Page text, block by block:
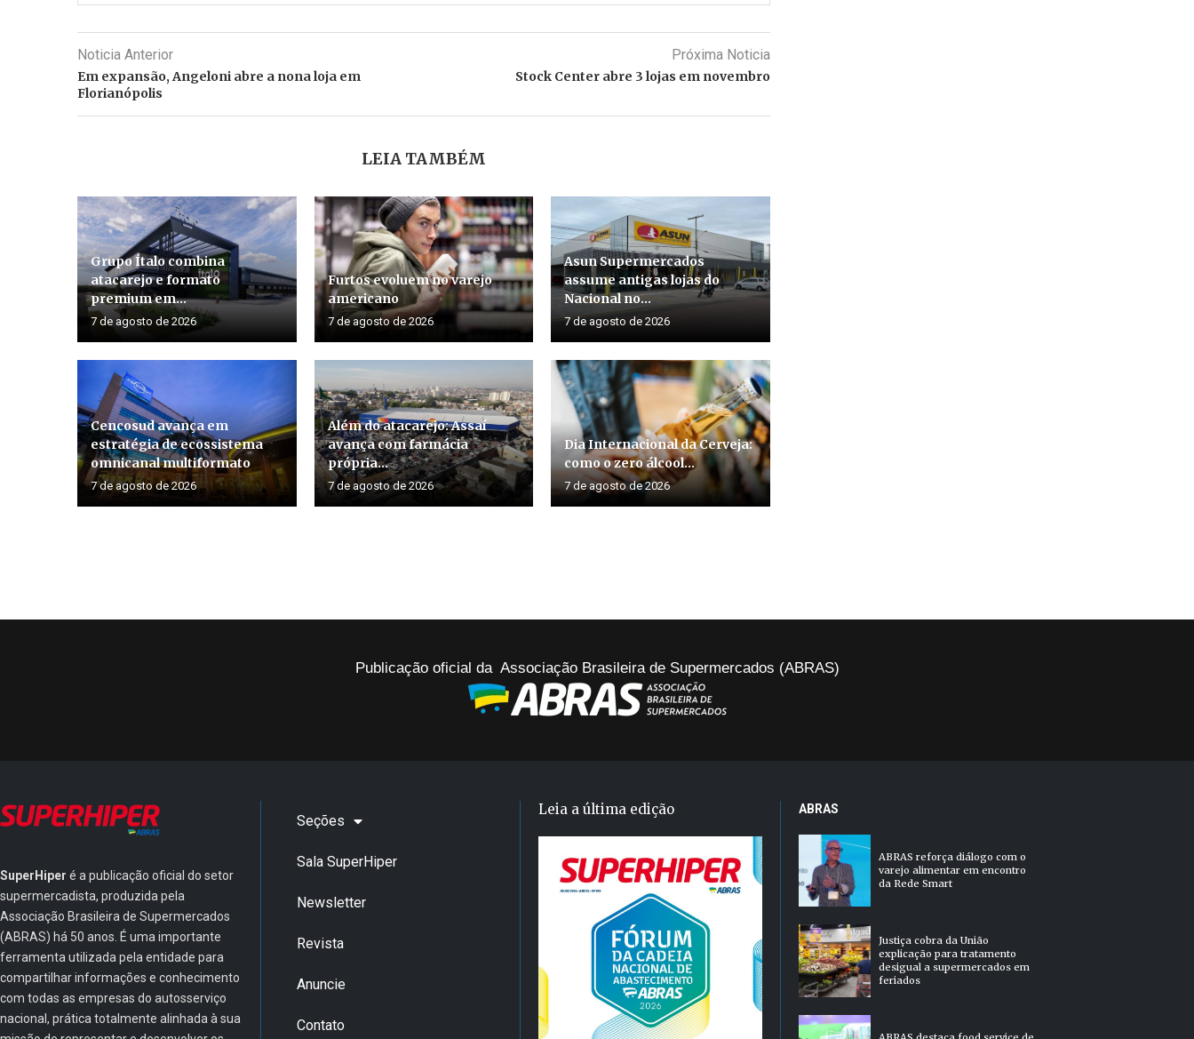
Noticia Anterior
Em expansão, Angeloni abre a nona loja em
Florianópolis
Próxima Noticia
Stock Center abre 3 lojas em novembro
LEIA TAMBÉM
Grupo Ítalo combina
atacarejo e formato
premium em...
7 de agosto de 2026
Furtos evoluem no varejo
americano
7 de agosto de 2026
Asun Supermercados
assume antigas lojas do
Nacional no...
7 de agosto de 2026
Cencosud avança em
estratégia de ecossistema
omnicanal multiformato
7 de agosto de 2026
Além do atacarejo: Assaí
avança com farmácia
própria...
7 de agosto de 2026
Dia Internacional da Cerveja:
como o zero álcool...
7 de agosto de 2026
Publicação oficial da Associação Brasileira de Supermercados (ABRAS)
SuperHiper é a publicação oficial do setor
supermercadista, produzida pela
Associação Brasileira de Supermercados
(ABRAS) há 50 anos. É uma importante
ferramenta utilizada pela entidade para
compartilhar informações e conhecimento
com todas as empresas do autosserviço
nacional, prática totalmente alinhada à sua
Seções
Sala SuperHiper
Newsletter
Revista
Anuncie
Contato
Leia a última edição ABRAS
ABRAS reforça diálogo com o
varejo alimentar em encontro
da Rede Smart
Justiça cobra da União
explicação para tratamento
desigual a supermercados em
feriados